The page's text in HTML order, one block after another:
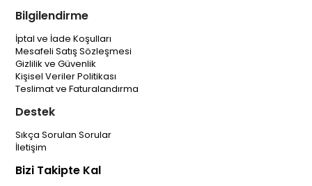
Bilgilendirme
İptal ve İade Koşulları
Mesafeli Satış Sözleşmesi
Gizlilik ve Güvenlik
Kişisel Veriler Politikası
Teslimat ve Faturalandırma
Destek
Sıkça Sorulan Sorular
İletişim
Bizi Takipte Kal